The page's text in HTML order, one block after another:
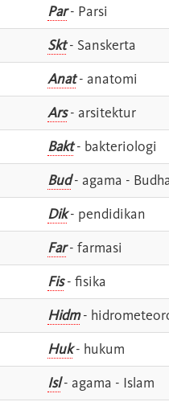
Par- Parsi
Skt- Sanskerta
Anat- anatomi
Ars- arsitektur
Bakt- bakteriologi
Bud- agama -
Dik- pendidikan
Far- farmasi
Fis- fisika
Hidm-
Huk- hukum
Isl- agama - Islam